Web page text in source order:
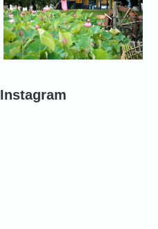
Instagram